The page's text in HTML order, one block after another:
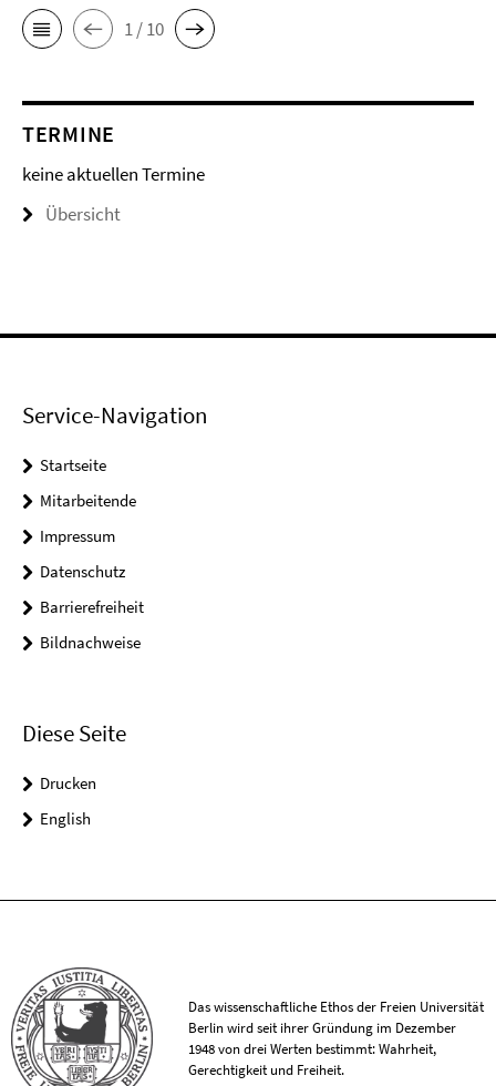
1 / 10
TERMINE
keine aktuellen Termine
Übersicht
Service-Navigation
Startseite
Mitarbeitende
Impressum
Datenschutz
Barrierefreiheit
Bildnachweise
Diese Seite
Drucken
English
Das wissenschaftliche Ethos der Freien Universität
Berlin wird seit ihrer Gründung im Dezember
1948 von drei Werten bestimmt: Wahrheit,
Gerechtigkeit und Freiheit.